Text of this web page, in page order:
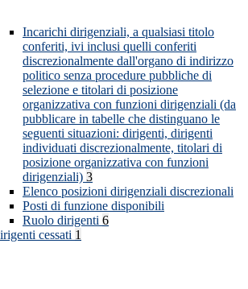
Incarichi dirigenziali, a qualsiasi titolo
conferiti, ivi inclusi quelli conferiti
discrezionalmente dall'organo di indirizzo
politico senza procedure pubbliche di
selezione e titolari di posizione
organizzativa con funzioni dirigenziali (da
pubblicare in tabelle che distinguano le
seguenti situazioni: dirigenti, dirigenti
individuati discrezionalmente, titolari di
posizione organizzativa con funzioni
dirigenziali) 3
Elenco posizioni dirigenziali discrezionali
Posti di funzione disponibili
Ruolo dirigenti 6
cessati 1